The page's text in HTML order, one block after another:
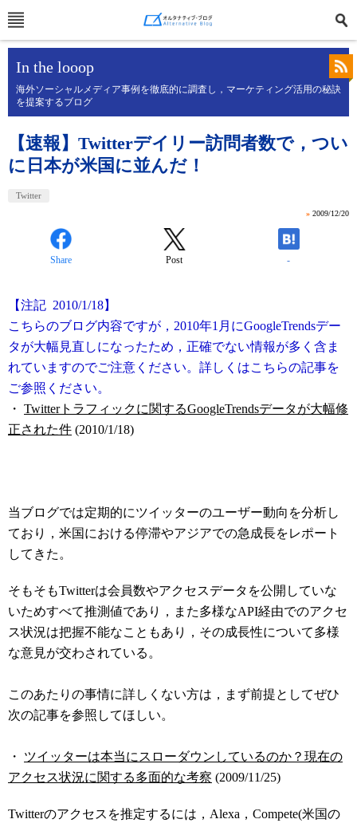
In the looop
海外ソーシャルメディア事例を徹底的に調査し，マーケティング活用の秘訣
を提案するブログ
【速報】Twitterデイリー訪問者数で，つい
に日本が米国に並んだ！
Twitter
» 2009/12/20
Share Post -
【注記 2010/1/18】
こちらのブログ内容ですが，2010年1月にGoogleTrendsデー
タが大幅見直しになったため，正確でない情報が多く含ま
れていますのでご注意ください。詳しくはこちらの記事を
ご参照ください。
・ Twitterトラフィックに関するGoogleTrendsデータが大幅修
正された件 (2010/1/18)
当ブログでは定期的にツイッターのユーザー動向を分析し
ており，米国における停滞やアジアでの急成長をレポート
してきた。
そもそもTwitterは会員数やアクセスデータを公開していな
いためすべて推測値であり，また多様なAPI経由でのアクセ
ス状況は把握不能なこともあり，その成長性について多様
な意見が交わされている。
このあたりの事情に詳しくない方は，まず前提としてぜひ
次の記事を参照してほしい。
・ ツイッターは本当にスローダウンしているのか？現在の
アクセス状況に関する多面的な考察 (2009/11/25)
Twitterのアクセスを推定するには，Alexa，Compete(米国の